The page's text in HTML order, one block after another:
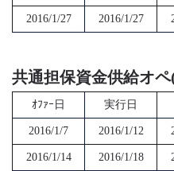
2016/1/27 2016/1/27
共通担保資金供給オ
ｵﾌｧｰ日 実行日
2016/1/7 2016/1/12
2016/1/14 2016/1/18